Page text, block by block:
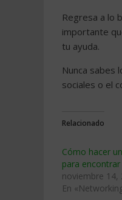
Regresa a lo
importante
tu ayuda.
Nunca sabes
sociales o el
Relacionado
Cómo hacer
para
noviembre 14,
En